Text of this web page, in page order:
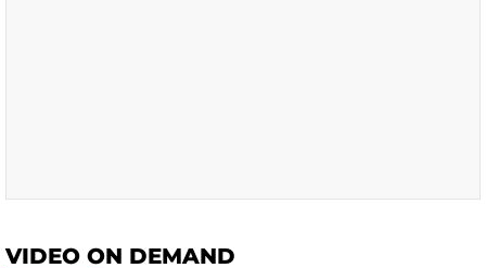
VIDEO ON DEMAND